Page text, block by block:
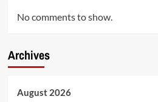
No comments to show.
Archives
August 2026